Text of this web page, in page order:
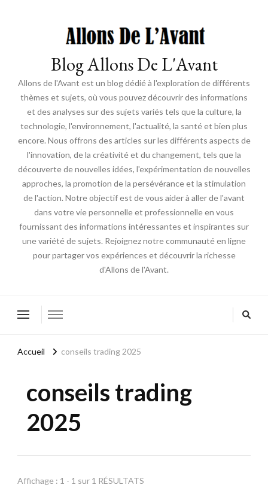
Blog Allons De L'Avant
Allons de l'Avant est un blog dédié à l'exploration de différents
thèmes et sujets, où vous pouvez découvrir des informations
et des analyses sur des sujets variés tels que la culture, la
technologie, l'environnement, l'actualité, la santé et bien plus
encore. Nous offrons des articles sur les différents aspects de
l'innovation, de la créativité et du changement, tels que la
découverte de nouvelles idées, l'expérimentation de nouvelles
approches, la promotion de la persévérance et la stimulation
de l'action. Notre objectif est de vous aider à aller de l'avant
dans votre vie personnelle et professionnelle en vous
fournissant des informations intéressantes et inspirantes sur
une variété de sujets. Rejoignez notre communauté en ligne
pour partager vos expériences et découvrir la richesse
d'Allons de l'Avant.
Accueil conseils trading 2025
conseils trading
2025
Affichage : 1 - 1 sur 1 RÉSULTATS